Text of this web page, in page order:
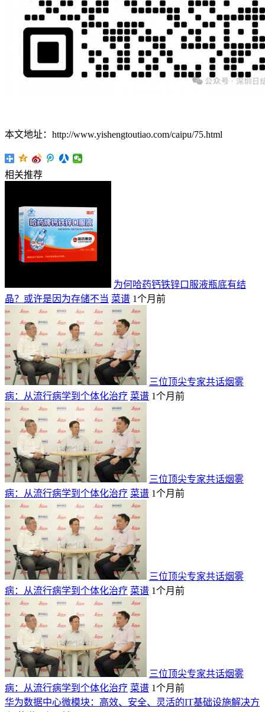
本文地址：http://www.yishengtoutiao.com/caipu/75.html
相关推荐
为何哈药钙铁锌口服液瓶底有结
晶？或许是因为存储不当 菜谱 1个月前
三位顶尖专家共话烟雾
病：从流行病学到个体化治疗 菜谱 1个月前
三位顶尖专家共话烟雾
病：从流行病学到个体化治疗 菜谱 1个月前
三位顶尖专家共话烟雾
病：从流行病学到个体化治疗 菜谱 1个月前
三位顶尖专家共话烟雾
病：从流行病学到个体化治疗 菜谱 1个月前
华为数据中心微模块：高效、安全、灵活的IT基础设施解决方